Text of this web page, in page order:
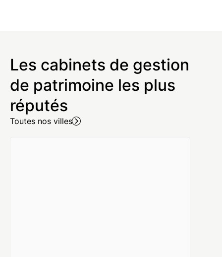
Les cabinets de gestion
de patrimoine les plus
réputés
Toutes nos villes